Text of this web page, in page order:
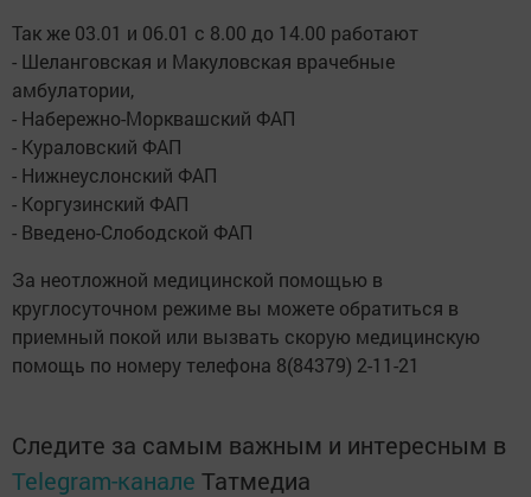
Так же 03.01 и 06.01 с 8.00 до 14.00 работают
- Шеланговская и Макуловская врачебные
амбулатории,
- Набережно-Морквашский ФАП
- Кураловский ФАП
- Нижнеуслонский ФАП
- Коргузинский ФАП
- Введено-Слободской ФАП
За неотложной медицинской помощью в
круглосуточном режиме вы можете обратиться в
приемный покой или вызвать скорую медицинскую
помощь по номеру телефона 8(84379) 2-11-21
Следите за самым важным и интересным в
Telegram-канале Татмедиа